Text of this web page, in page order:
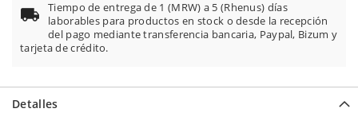
Tiempo de entrega de 1 (MRW) a 5 (Rhenus) días
laborables para productos en stock o desde la recepción
del pago mediante transferencia bancaria, Paypal, Bizum y
tarjeta de crédito.
Detalles